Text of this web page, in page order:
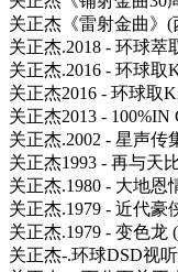
关正杰《雷射金曲》
关正杰.2018 - 环球
关正杰.2016 - 环球
关正杰2016 - 环球取
关正杰2013 -
关正杰.2002 - 星声
关正杰1993 - 再与天
关正杰.1980 - 大地恩
关正杰.1979 - 近代
关正杰.1979 - 变色
关正杰-.环球DSD视